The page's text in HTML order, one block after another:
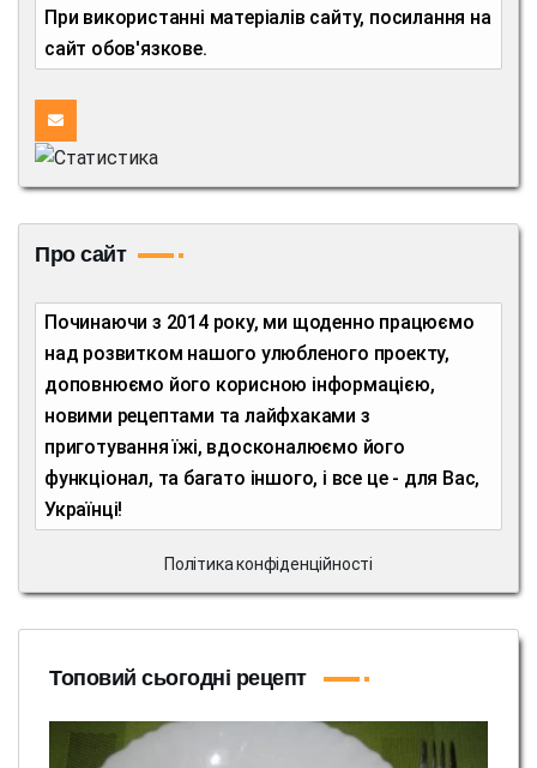
При використанні матеріалів сайту, посилання на
сайт обов'язкове.
Про сайт
Починаючи з 2014 року, ми щоденно працюємо
над розвитком нашого улюбленого проекту,
доповнюємо його корисною інформацією,
новими рецептами та лайфхаками з
приготування їжі, вдосконалюємо його
функціонал, та багато іншого, і все це - для Вас,
Українці!
Політика конфіденційності
Топовий сьогодні рецепт